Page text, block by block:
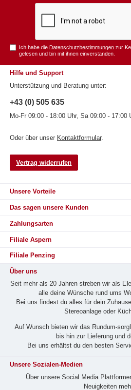
Ich habe dieDatenschutzbestimmungen zur
gelesen und bin mit ihnen einverstanden.
Hilfe und Support
Unterstützung und Beratung unter:
+43 (0) 505 635
Mo-Fr 09:00 - 18:00 Uhr, Sa 09:00 - 17:00
Oder über unser Kontaktformular.
Vertrag widerrufen
Unsere Vorteile
Das sagen unsere Kunden
Zahlungsarten
Filiale Aspern
Filiale Penzing
Über uns
Seit mehr als 20 Jahren streben wir als
alle deine Wünsche rund ums
Bei uns findest du alles für dein
Stereoanlage oder
Auf Wunsch bieten wir das Rund­um-
bis hin zur Lieferung und
Bei uns erhältst du den besten
Unsere Sozialen-Medien
Über unsere Social Media
Neuigkeiten